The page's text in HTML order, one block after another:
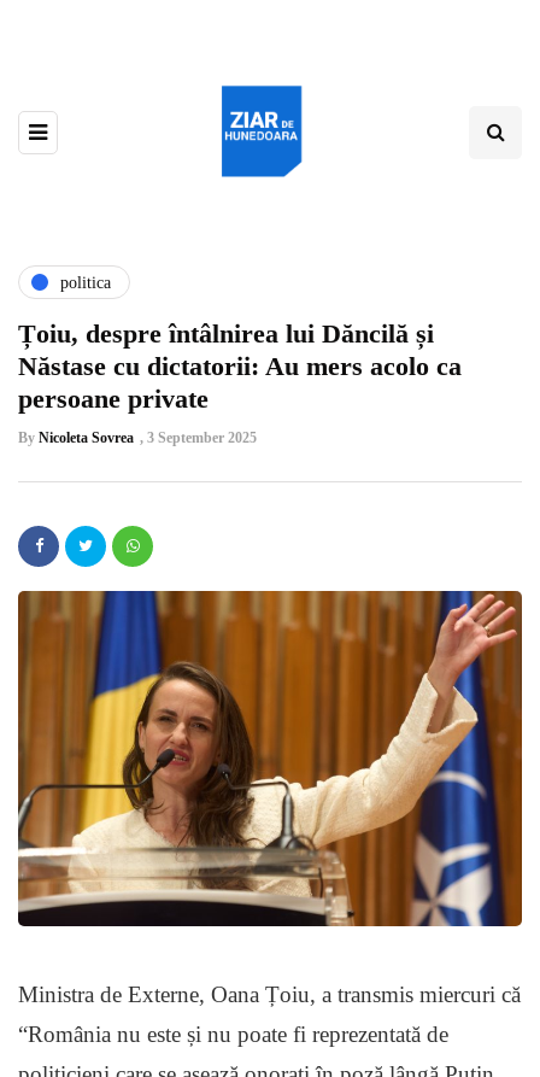
politica
Țoiu, despre întâlnirea lui Dăncilă și
Năstase cu dictatorii: Au mers acolo ca
persoane private
By Nicoleta Sovrea , 3 September 2025
Ministra de Externe, Oana Țoiu, a transmis miercuri că
“România nu este și nu poate fi reprezentată de